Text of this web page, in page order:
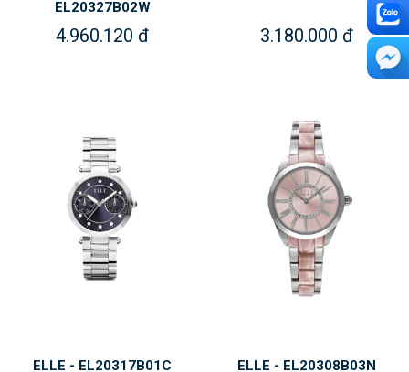
EL20327B02W
4.960.120 đ 3.180.000 đ
ELLE - EL20317B01C ELLE - EL20308B03N